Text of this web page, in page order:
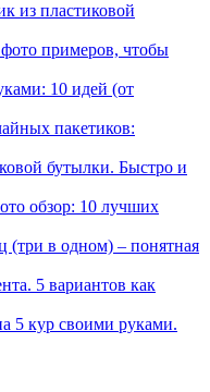
из пластиковой
примеров, чтобы
10 идей (от
пакетиков:
бутылки. Быстро и
обзор: 10 лучших
(три в одном) – понятная
5 вариантов как
5 кур своими руками.